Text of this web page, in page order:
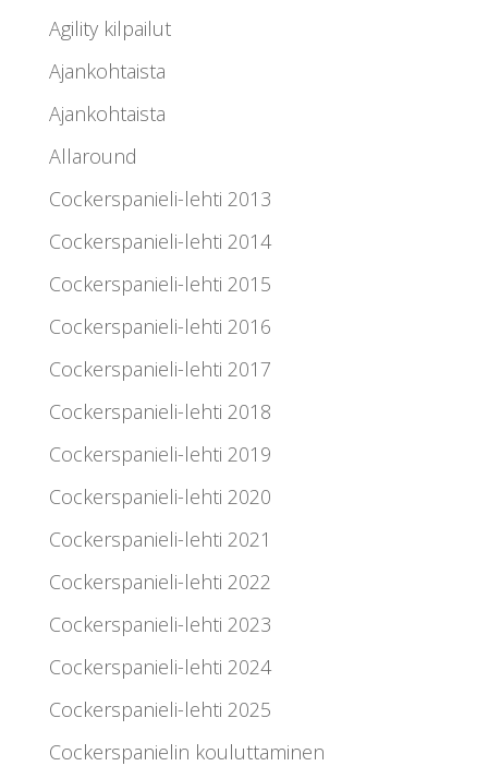
Agility kilpailut
Ajankohtaista
Ajankohtaista
Allaround
Cockerspanieli-lehti 2013
Cockerspanieli-lehti 2014
Cockerspanieli-lehti 2015
Cockerspanieli-lehti 2016
Cockerspanieli-lehti 2017
Cockerspanieli-lehti 2018
Cockerspanieli-lehti 2019
Cockerspanieli-lehti 2020
Cockerspanieli-lehti 2021
Cockerspanieli-lehti 2022
Cockerspanieli-lehti 2023
Cockerspanieli-lehti 2024
Cockerspanieli-lehti 2025
Cockerspanielin kouluttaminen